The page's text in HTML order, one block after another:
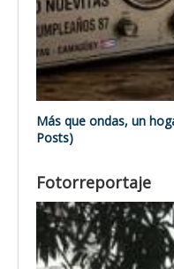
Más que ondas, un
Posts)
Fotorreportaje